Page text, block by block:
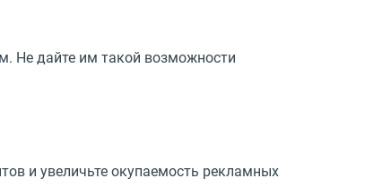
Не дайте им такой возможности
и увеличьте окупаемость рекламных